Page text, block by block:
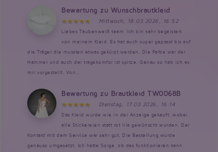
Bewertung zu Wunschbrautkleid
Mittwoch, 18.03.2026, 16:52
Liebes Taubenweiß team, Ich bin sehr begeistert
von meinem Kleid. Es hat auch super gepasst bis auf
die Träger die mussten etwas gekürzt werden. Die Farbe war der
Hammer und auch der tragekomfor ist spitze. Genau so hab ich es
mir vorgestellt. Von...
Bewertung zu Brautkleid TW0068B
Dienstag, 17.03.2026, 16:14
Das Kleid wurde wie in der Anzeige gekauft, wobei
alle Stickereien statt rot lila gewünscht wurden. Der
Kontakt mit dem Service war sehr gut. Die Bestellung wurde
genauso umgesetzt. Ich hatte Sorge, ob das funktionieren kann,